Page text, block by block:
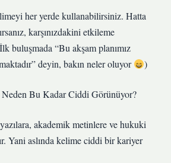
her yerde kullanabilirsiniz. Hatta
karşınızdakini etkileme
buluşmada “Bu akşam planımız
deyin, bakın neler oluyor
)
Neden Bu Kadar Ciddi Görünüyor?
akademik metinlere ve hukuki
Yani aslında kelime ciddi bir kariyer